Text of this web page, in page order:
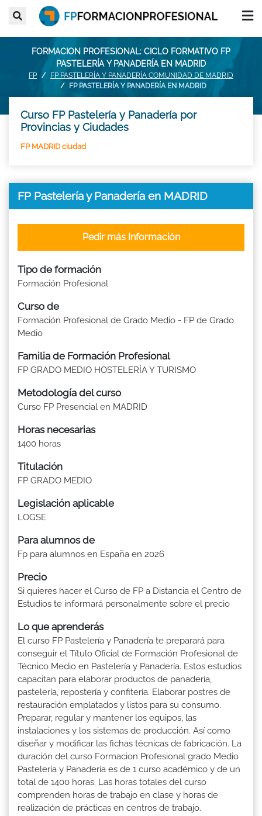
FORMACION PROFESIONAL: CICLO FORMATIVO FP
PASTELERÍA Y PANADERÍA EN MADRID
FP
FP PASTELERÍA Y PANADERÍA COMUNIDAD DE MADRID
FP PASTELERÍA Y PANADERÍA EN MADRID
Curso FP Pastelería y Panadería por
Provincias y Ciudades
FP MADRID ciudad
FP Pastelería y Panadería en MADRID
Tipo de formación
Formación Profesional
Curso de
Formación Profesional de Grado Medio - FP de Grado
Medio
Familia de Formación Profesional
FP GRADO MEDIO HOSTELERÍA Y TURISMO
Metodología del curso
Curso FP Presencial en MADRID
Horas necesarias
1400 horas
Titulación
FP GRADO MEDIO
Legislación aplicable
LOGSE
Para alumnos de
Fp para alumnos en España en 2026
Precio
Si quieres hacer el Curso de FP a Distancia el Centro de
Estudios te informará personalmente sobre el precio
Pedir más Información
Lo que aprenderás
El curso FP Pastelería y Panadería te preparará para
conseguir el Título Oficial de Formación Profesional de
Técnico Medio en Pastelería y Panadería. Estos estudios
capacitan para elaborar productos de panadería,
pastelería, repostería y confitería. Elaborar postres de
restauración emplatados y listos para su consumo.
Preparar, regular y mantener los equipos, las
instalaciones y los sistemas de producción. Así como
diseñar y modificar las fichas técnicas de fabricación. La
duración del curso Formacion Profesional grado Medio
Pastelería y Panadería es de 1 curso académico y de un
total de 1400 horas. Las horas totales del curso
comprenden horas de trabajo en clase y horas de
realización de prácticas en centros de trabajo.